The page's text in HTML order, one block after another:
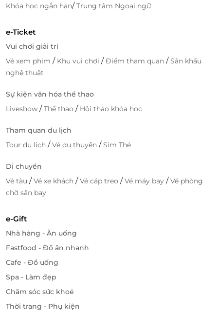
Truy cậplifelink.vn
hấp dẫn bạn nhé!
Khóa học ngắn hạn/Trung tâm Ngoại ngữ
e-Ticket
Vui chơi giải trí
Vé xem phim / Khu vui chơi /Điểm tham quan /Sân khấu
nghệ thuật
Sự kiện văn hóa thể thao
Liveshow /Thể thao / Hội thảo khóa học
Tham quan du lịch
Tour du lịch /Vé du thuyền /Sim Thẻ
Di chuyển
Vé tàu /Vé xe khách /Vé cáp treo /Vé máy bay /Vé phòng
chờ sân bay
e-Gift
Nhà hàng - Ăn uống
Fastfood - Đồ ăn nhanh
Cafe - Đồ uống
Spa - Làm đẹp
Chăm sóc sức khoẻ
Thời trang - Phụ kiện